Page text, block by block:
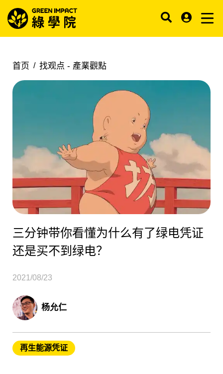
首页 找观点 - 產業觀點
三分钟带你看懂为什么有了绿电凭证
还是买不到绿电？
2021/08/23
杨允仁
再生能源凭证